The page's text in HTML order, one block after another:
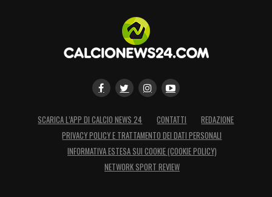
SCARICA L’APP DI CALCIO NEWS 24 CONTATTI
REDAZIONE
PRIVACY POLICY E TRATTAMENTO DEI DATI PERSONALI
INFORMATIVA ESTESA SUI COOKIE (COOKIE POLICY)
NETWORK SPORT REVIEW